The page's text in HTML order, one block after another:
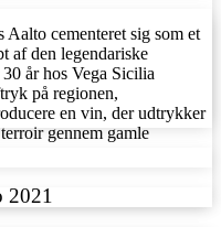
Aalto cementeret sig som et
af den legendariske
år hos Vega Sicilia
på regionen,
en vin, der udtrykker
gennem gamle
2021